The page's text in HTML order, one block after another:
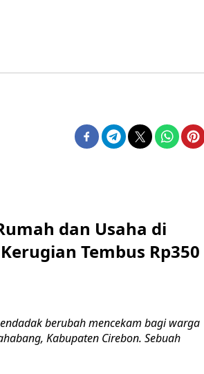
dan Usaha di
Tembus Rp350
berubah mencekam bagi warga
Kabupaten Cirebon. Sebuah